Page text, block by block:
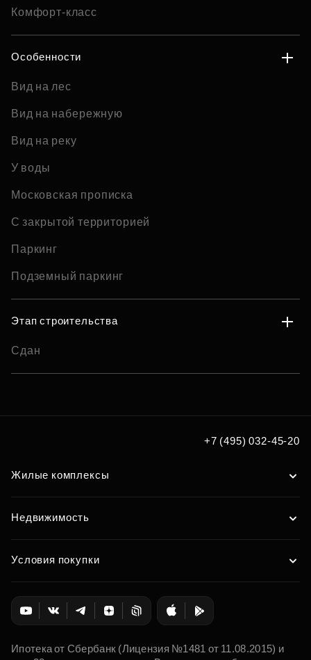
Комфорт-класс
Особенности
Вид на лес
Вид на набережную
Вид на реку
У воды
Московская прописка
С закрытой территорией
Паркинг
Подземный паркинг
Этап строительства
Сдан
+7 (495) 032-45-20
Жилые комплексы
Недвижимость
Условия покупки
Ипотека от Сбербанк (Лицензия №1481 от 11.08.2015) и